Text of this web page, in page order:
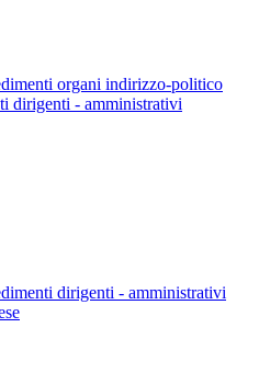
organi indirizzo-politico
dirigenti - amministrativi
dirigenti - amministrativi